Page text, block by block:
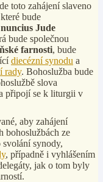
toto zahájení slaveno
bude
Jude
bude společnou
farnosti, bude
diecézní synodu a
rady. Bohoslužba bude
slova
připojí se k liturgii v
aby zahájení
bohoslužbách ze
svolání synody,
, případně i vyhlášením
jak o tom byly